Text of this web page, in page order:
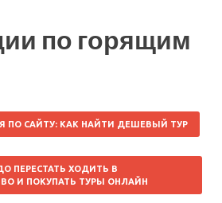
по горящим
ПО САЙТУ: КАК НАЙТИ ДЕШЕВЫЙ ТУР
ПЕРЕСТАТЬ ХОДИТЬ В
И ПОКУПАТЬ ТУРЫ ОНЛАЙН